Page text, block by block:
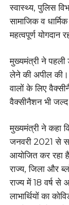
स्वास्थ्य, पुलिस
सामाजिक व
महत्वपूर्ण योगदान
मुख्यमंत्री ने
लेने की अपील
वालों के लिए
वैक्सीनैशन भी
मुख्यमंत्री ने कहा
जनवरी 2021 से
आयोजित कर रहा
राज्य, जिला और
राज्य में 18 वर्ष
लाभार्थियों का